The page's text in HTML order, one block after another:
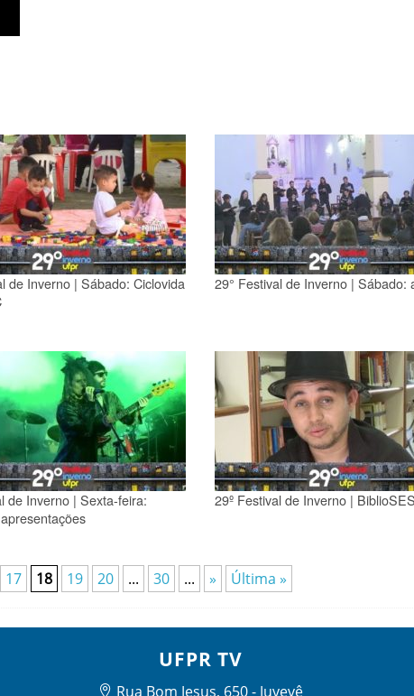
de Inverno | Sábado: Ciclovida
29° Festival de Inverno | Sábado:
de Inverno | Sexta-feira:
29º Festival de Inverno |
17 18 19 20 ... 30 ... » Última »
UFPR TV
Rua Bom Jesus, 650 - Juvevê